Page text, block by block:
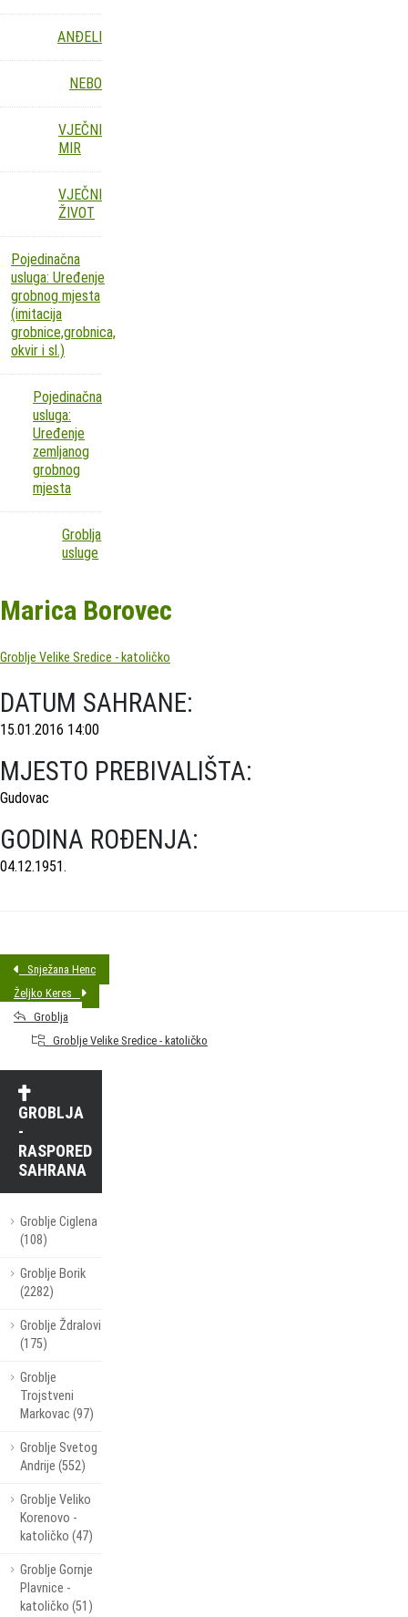
ANĐELI
NEBO
VJEČNI
MIR
VJEČNI
ŽIVOT
Pojedinačna
usluga: Uređenje
grobnog mjesta
(imitacija
grobnice,grobnica,
okvir i sl.)
Pojedinačna
usluga:
Uređenje
zemljanog
grobnog
mjesta
Groblja
usluge
Marica Borovec
Groblje Velike Sredice - katoličko
DATUM SAHRANE:
15.01.2016 14:00
MJESTO PREBIVALIŠTA:
Gudovac
GODINA ROĐENJA:
04.12.1951.
Snježana Henc
Željko Keres
Groblja
Groblje Velike Sredice - katoličko
GROBLJA
-
RASPORED
SAHRANA
Groblje Ciglena
(108)
Groblje Borik
(2282)
Groblje Ždralovi
(175)
Groblje
Trojstveni
Markovac (97)
Groblje Svetog
Andrije (552)
Groblje Veliko
Korenovo -
katoličko (47)
Groblje Gornje
Plavnice -
katoličko (51)